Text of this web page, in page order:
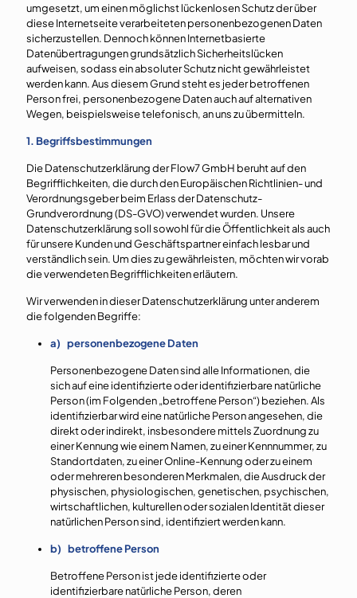
umgesetzt, um einen möglichst lückenlosen Schutz der über
diese Internetseite verarbeiteten personenbezogenen Daten
sicherzustellen. Dennoch können Internetbasierte
Datenübertragungen grundsätzlich Sicherheitslücken
aufweisen, sodass ein absoluter Schutz nicht gewährleistet
werden kann. Aus diesem Grund steht es jeder betroffenen
Person frei, personenbezogene Daten auch auf alternativen
Wegen, beispielsweise telefonisch, an uns zu übermitteln.
1. Begriffsbestimmungen
Die Datenschutzerklärung der Flow7 GmbH beruht auf den
Begrifflichkeiten, die durch den Europäischen Richtlinien- und
Verordnungsgeber beim Erlass der Datenschutz-
Grundverordnung (DS-GVO) verwendet wurden. Unsere
Datenschutzerklärung soll sowohl für die Öffentlichkeit als auch
für unsere Kunden und Geschäftspartner einfach lesbar und
verständlich sein. Um dies zu gewährleisten, möchten wir vorab
die verwendeten Begrifflichkeiten erläutern.
Wir verwenden in dieser Datenschutzerklärung unter anderem
die folgenden Begriffe:
a) personenbezogene Daten
Personenbezogene Daten sind alle Informationen, die
sich auf eine identifizierte oder identifizierbare natürliche
Person (im Folgenden „betroffene Person“) beziehen. Als
identifizierbar wird eine natürliche Person angesehen, die
direkt oder indirekt, insbesondere mittels Zuordnung zu
einer Kennung wie einem Namen, zu einer Kennnummer, zu
Standortdaten, zu einer Online-Kennung oder zu einem
oder mehreren besonderen Merkmalen, die Ausdruck der
physischen, physiologischen, genetischen, psychischen,
wirtschaftlichen, kulturellen oder sozialen Identität dieser
natürlichen Person sind, identifiziert werden kann.
b) betroffene Person
Betroffene Person ist jede identifizierte oder
identifizierbare natürliche Person, deren